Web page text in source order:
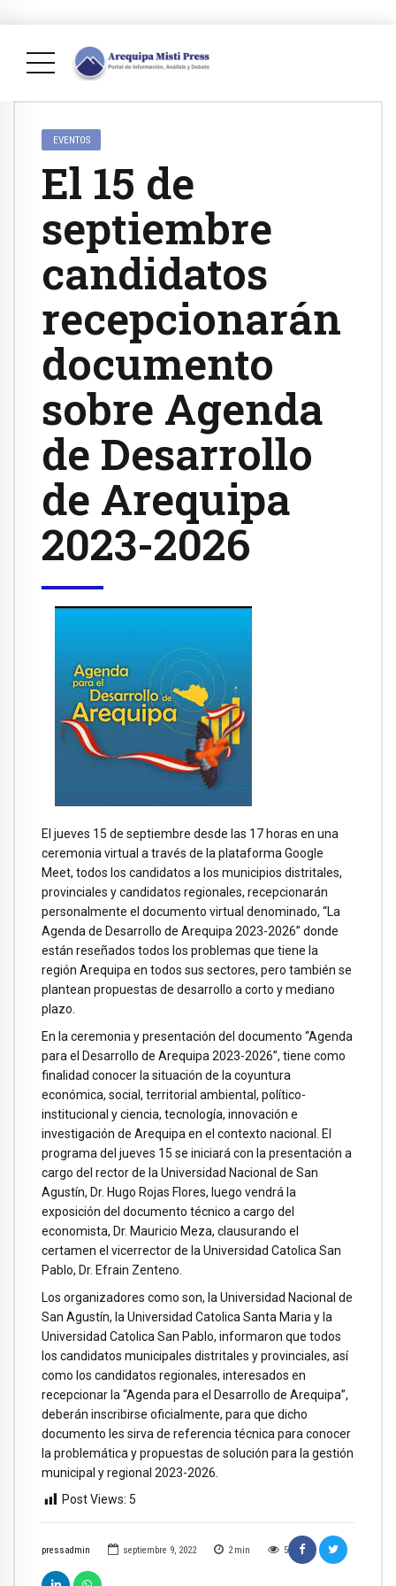
pressadmin septiembre 9, 2022 2 min 5
EVENTOS
El 15 de
septiembre
candidatos
recepcionarán
documento
sobre Agenda
de Desarrollo
de Arequipa
2023-2026
El jueves 15 de septiembre desde las 17 horas en una
ceremonia virtual a través de la plataforma Google
Meet, todos los candidatos a los municipios distritales,
provinciales y candidatos regionales, recepcionarán
personalmente el documento virtual denominado, “La
Agenda de Desarrollo de Arequipa 2023-2026” donde
están reseñados todos los problemas que tiene la
región Arequipa en todos sus sectores, pero también se
plantean propuestas de desarrollo a corto y mediano
plazo.
En la ceremonia y presentación del documento “Agenda
para el Desarrollo de Arequipa 2023-2026”, tiene como
finalidad conocer la situación de la coyuntura
económica, social, territorial ambiental, político-
institucional y ciencia, tecnología, innovación e
investigación de Arequipa en el contexto nacional. El
programa del jueves 15 se iniciará con la presentación a
cargo del rector de la Universidad Nacional de San
Agustín, Dr. Hugo Rojas Flores, luego vendrá la
exposición del documento técnico a cargo del
economista, Dr. Mauricio Meza, clausurando el
certamen el vicerrector de la Universidad Catolica San
Pablo, Dr. Efrain Zenteno.
Los organizadores como son, la Universidad Nacional de
San Agustín, la Universidad Catolica Santa Maria y la
Universidad Catolica San Pablo, informaron que todos
los candidatos municipales distritales y provinciales, así
como los candidatos regionales, interesados en
recepcionar la “Agenda para el Desarrollo de Arequipa”,
deberán inscribirse oficialmente, para que dicho
documento les sirva de referencia técnica para conocer
la problemática y propuestas de solución para la gestión
municipal y regional 2023-2026.
Post Views: 5